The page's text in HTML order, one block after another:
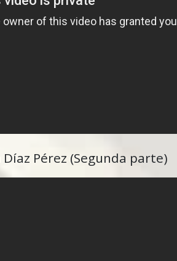
Pérez (Segunda parte)